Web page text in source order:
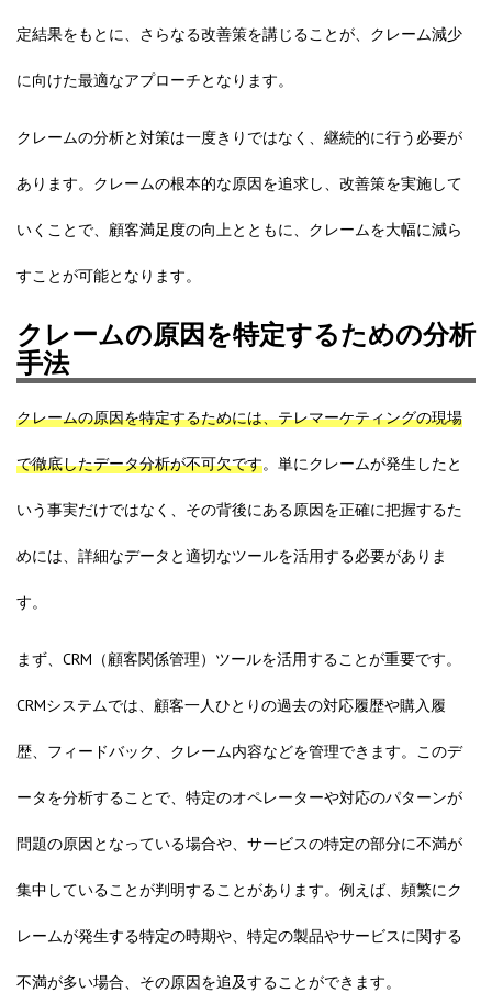
定結果をもとに、さらなる改善策を講じることが、クレーム減少
に向けた最適なアプローチとなります。
クレームの分析と対策は一度きりではなく、継続的に行う必要が
あります。クレームの根本的な原因を追求し、改善策を実施して
いくことで、顧客満足度の向上とともに、クレームを大幅に減ら
すことが可能となります。
クレームの原因を特定するための分析
手法
クレームの原因を特定するためには、テレマーケティングの現場
で徹底したデータ分析が不可欠です。単にクレームが発生したと
いう事実だけではなく、その背後にある原因を正確に把握するた
めには、詳細なデータと適切なツールを活用する必要がありま
す。
まず、CRM（顧客関係管理）ツールを活用することが重要です。
CRMシステムでは、顧客一人ひとりの過去の対応履歴や購入履
歴、フィードバック、クレーム内容などを管理できます。このデ
ータを分析することで、特定のオペレーターや対応のパターンが
問題の原因となっている場合や、サービスの特定の部分に不満が
集中していることが判明することがあります。例えば、頻繁にク
レームが発生する特定の時期や、特定の製品やサービスに関する
不満が多い場合、その原因を追及することができます。